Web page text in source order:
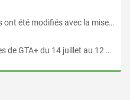
GTA Online : Les gains des casses ont été modifiés avec la mise à jour « Le Braquage du Kortz Center »
GTA Online : Détails des avantages de GTA+ du 14 juillet au 12 août